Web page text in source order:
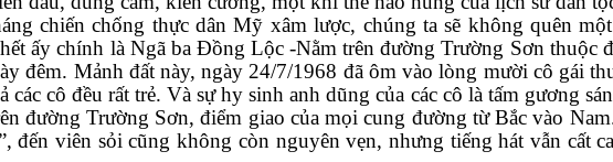
chiến chống thực dân Mỹ xâm lược, chúng ta sẽ không quên
ấy chính là Ngã ba Đồng Lộc -Nằm trên đường Trường Sơn thuộc
đêm. Mảnh đất này, ngày 24/7/1968 đã ôm vào lòng mười cô gái
cô đều rất trẻ. Và sự hy sinh anh dũng của các cô là tấm gương
đường Trường Sơn, điểm giao của mọi cung đường từ Bắc vào
đến viên sỏi cũng không còn nguyên vẹn, nhưng tiếng hát vẫn cất